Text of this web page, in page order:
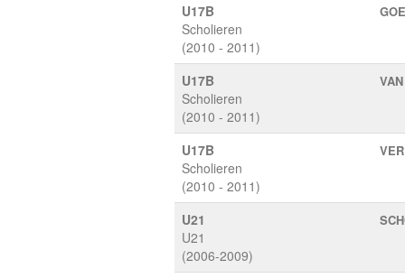
U17B
Scholieren
(2010 - 2011)
U17B
Scholieren
(2010 - 2011)
U17B
Scholieren
(2010 - 2011)
U21
U21
(2006-2009)